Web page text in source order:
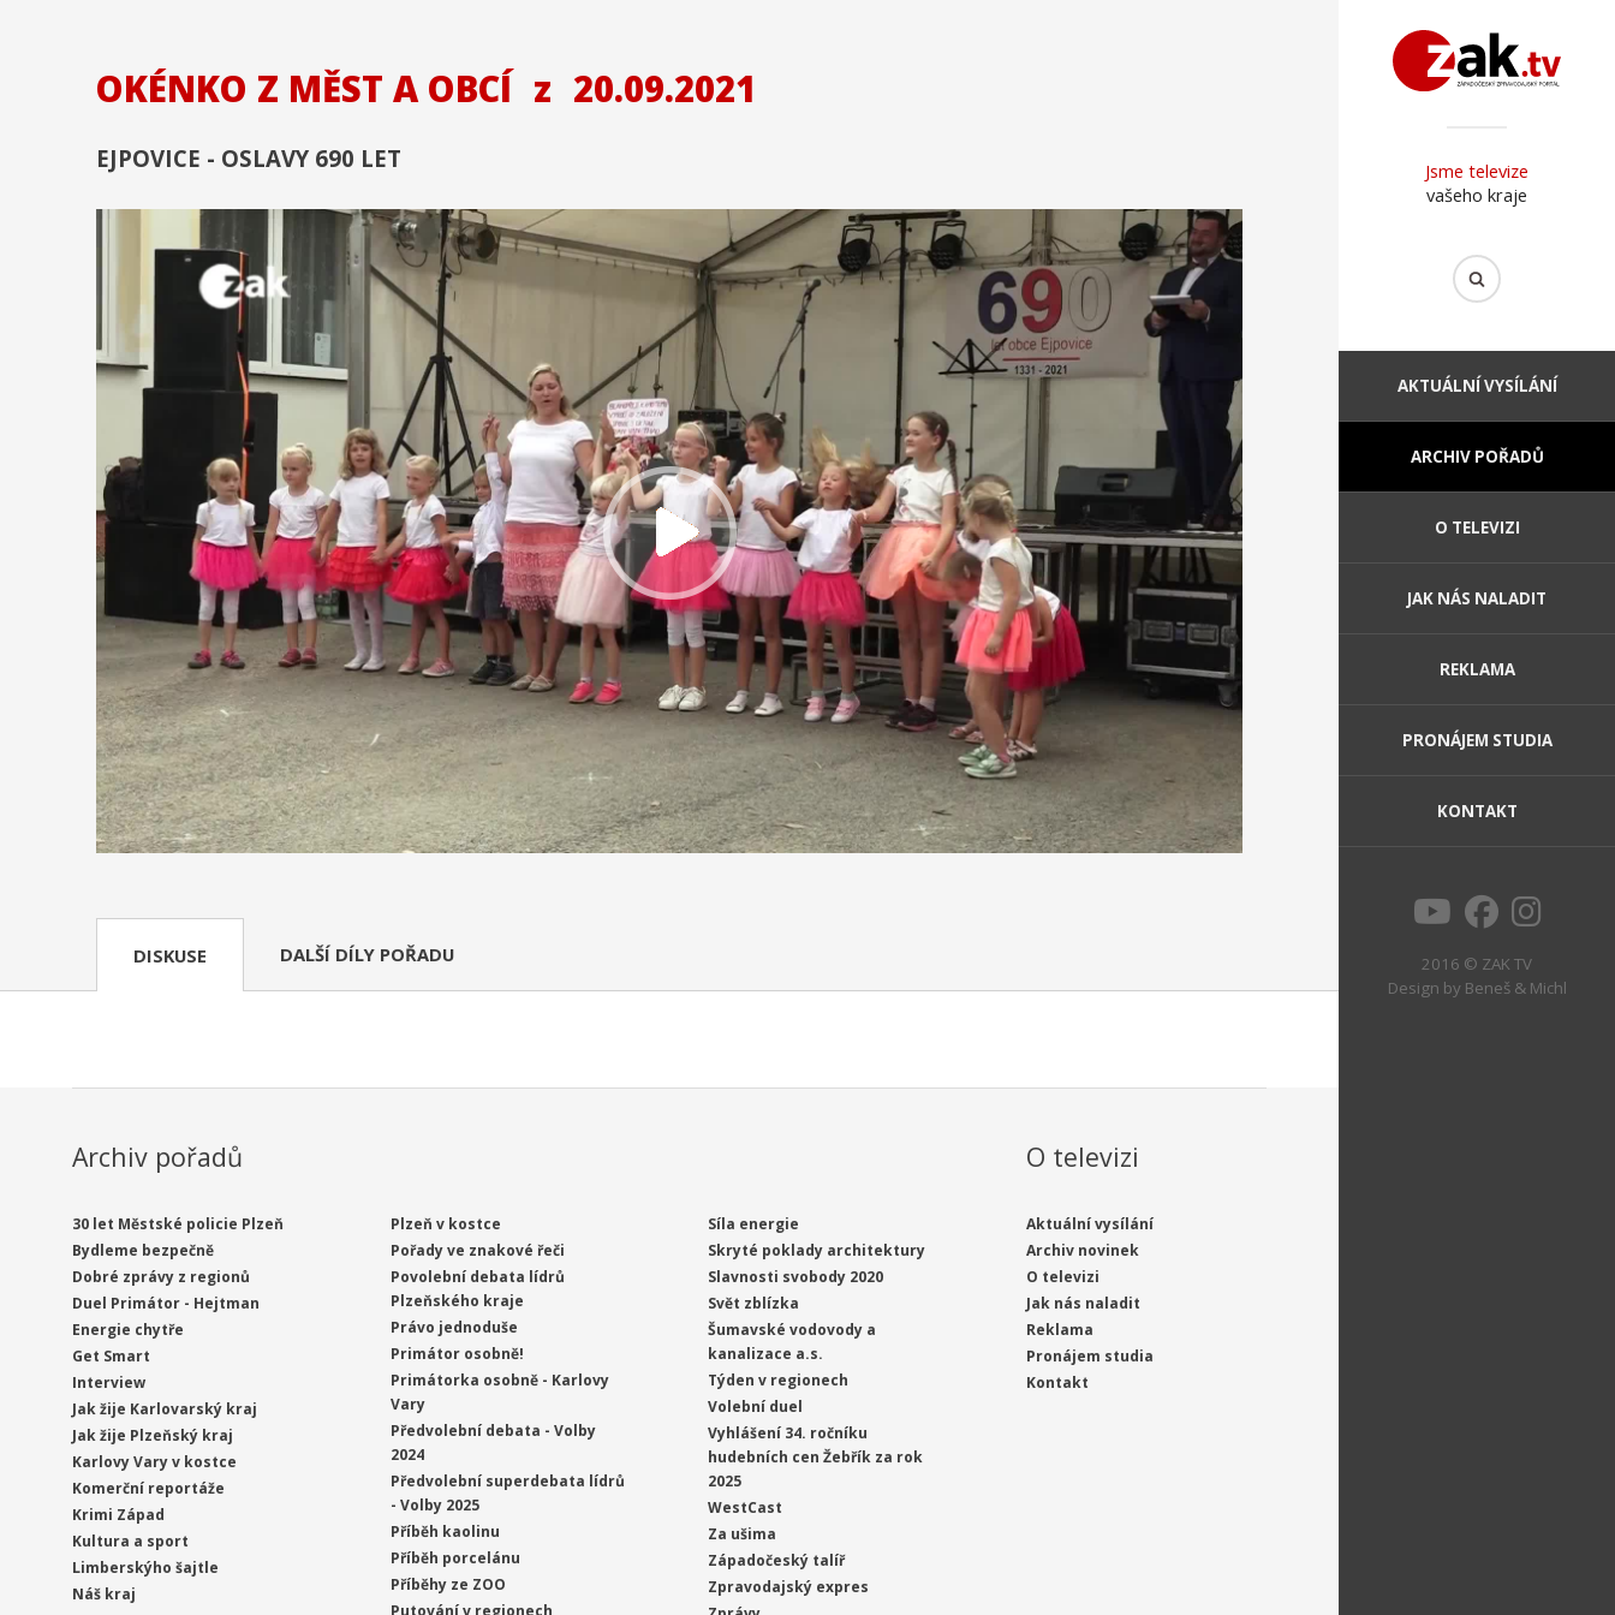
Jsme televize
vašeho kraje
AKTUÁLNÍ VYSÍLÁNÍ
ARCHIV POŘADŮ
O TELEVIZI
JAK NÁS NALADIT
REKLAMA
PRONÁJEM STUDIA
KONTAKT
2016 © ZAK TV
Design by Beneš & Michl
OKÉNKO Z MĚST A OBCÍ z 20.09.2021
EJPOVICE - OSLAVY 690 LET
DISKUSE DALŠÍ DÍLY POŘADU
Archiv pořadů
30 let Městské policie Plzeň
Bydleme bezpečně
Dobré zprávy z regionů
Duel Primátor - Hejtman
Energie chytře
Get Smart
Interview
Jak žije Karlovarský kraj
Jak žije Plzeňský kraj
Karlovy Vary v kostce
Komerční reportáže
Krimi Západ
Kultura a sport
Limberskýho šajtle
Náš kraj
Plzeň v kostce
Pořady ve znakové řeči
Povolební debata lídrů
Plzeňského kraje
Právo jednoduše
Primátor osobně!
Primátorka osobně - Karlovy
Vary
Předvolební debata - Volby
2024
Předvolební superdebata lídrů
- Volby 2025
Příběh kaolinu
Příběh porcelánu
Příběhy ze ZOO
Síla energie
Skryté poklady architektury
Slavnosti svobody 2020
Svět zblízka
Šumavské vodovody a
kanalizace a.s.
Týden v regionech
Volební duel
Vyhlášení 34. ročníku
hudebních cen Žebřík za rok
2025
WestCast
Za ušima
Západočeský talíř
Zpravodajský expres
O televizi
Aktuální vysílání
Archiv novinek
O televizi
Jak nás naladit
Reklama
Pronájem studia
Kontakt